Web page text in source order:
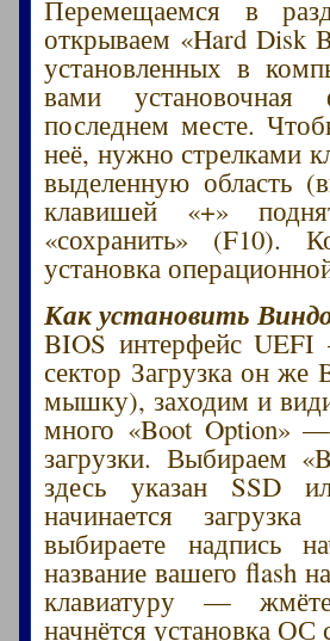
Перемещаемся в
открываем «Hard Disk
установленных в
вами
последнем месте.
неё, нужно стрелками
выделенную область
клавишей «+»
«сохранить» (F10).
установка
Как установить
BIOS интерфейс
сектор Загрузка он же
мышку), заходим и
много «Boot Option» —
загрузки. Выбираем
здесь указан SSD
начинается
выбираете надпись
название вашего flash
клавиатуру —
начнётся установка ОС